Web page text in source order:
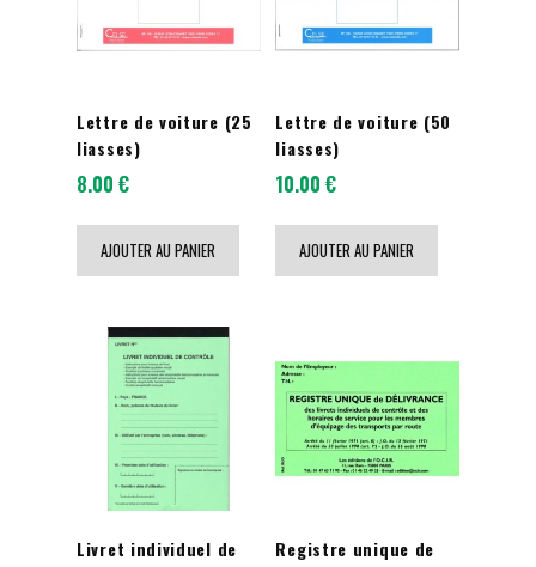
Lettre de voiture (25
liasses)
8.00 €
AJOUTER AU PANIER
Lettre de voiture (50
liasses)
10.00€
AJOUTER AU PANIER
Livret individuel de
Registre unique de